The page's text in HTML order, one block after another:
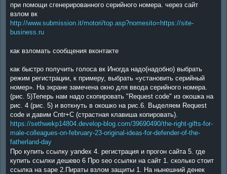
при помощи сгенерированного серийного номера. через сайт
взлом вк
http://www.submission.it/motori/top.asp?nomesito=https://site-
business.ru
как взломать сообщения вконтакте
как быстро получить голоса вк Иногда надо(надобно) выбрать
режим регистрации, к примеру, выбрать «установить серийный
номер». На экране замечена окно для ввода серийного номера.
(рис. 5)Теперь нам надо скопировать "Request code" из окошка на
рис. 4 (рис. 5) и воткнуть в окошко на рис.6. Выделяем Request
code и давим Cntr+C (страстная клавиша копировать).
https://sethwekp14804.develop-blog.com/39690490/the-right-gifts-for-
male-colleagues-on-february-23-original-ideas-for-defender-of-the-
fatherland-day
Про купить ссылку yandex 4. регистрация и прогон сайта 5. где
купить ссылки дешево 6 Про seo ссылки на сайт 1. сколько стоит
ссылка на sape 2.Пираты взлом защиты 1. На нынешний денек